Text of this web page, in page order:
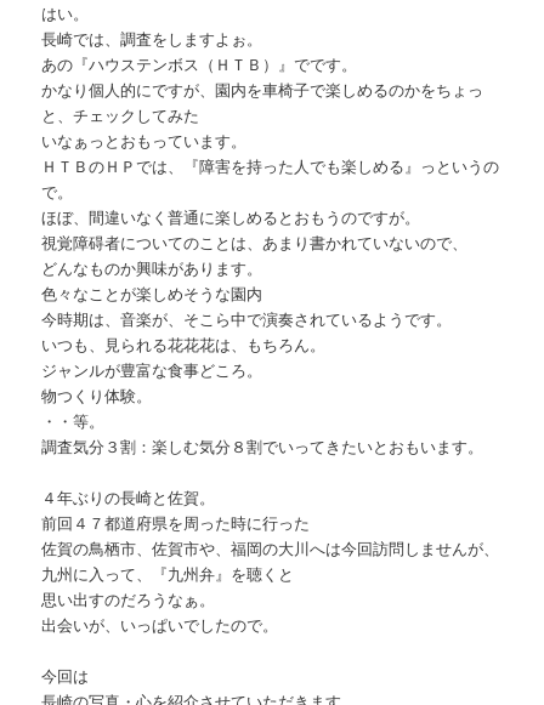
はい。
長崎では、調査をしますよぉ。
あの『ハウステンボス（ＨＴＢ）』でです。
かなり個人的にですが、園内を車椅子で楽しめるのかをちょっ
と、チェックしてみた
いなぁっとおもっています。
ＨＴＢのＨＰでは、『障害を持った人でも楽しめる』っというの
で。
ほぼ、間違いなく普通に楽しめるとおもうのですが。
視覚障碍者についてのことは、あまり書かれていないので、
どんなものか興味があります。
色々なことが楽しめそうな園内
今時期は、音楽が、そこら中で演奏されているようです。
いつも、見られる花花花は、もちろん。
ジャンルが豊富な食事どころ。
物つくり体験。
・・等。
調査気分３割：楽しむ気分８割でいってきたいとおもいます。
４年ぶりの長崎と佐賀。
前回４７都道府県を周った時に行った
佐賀の鳥栖市、佐賀市や、福岡の大川へは今回訪問しませんが、
九州に入って、『九州弁』を聴くと
思い出すのだろうなぁ。
出会いが、いっぱいでしたので。
今回は